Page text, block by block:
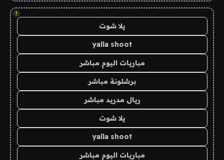
!
يلا شوت
yalla shoot
مباريات اليوم مباشر
برشلونة مباشر
ريال مدريد مباشر
يلا شوت
yalla shoot
مباريات اليوم مباشر